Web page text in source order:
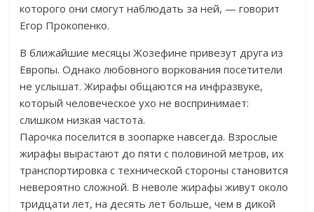
которого они смогут наблюдать за ней, — говорит
Егор Прокопенко.
В ближайшие месяцы Жозефине привезут друга из
Европы. Однако любовного воркования посетители
не услышат. Жирафы общаются на инфразвуке,
который человеческое ухо не воспринимает:
слишком низкая частота.
Парочка поселится в зоопарке навсегда. Взрослые
жирафы вырастают до пяти с половиной метров, их
транспортировка с технической стороны становится
невероятно сложной. В неволе жирафы живут около
тридцати лет, на десять лет больше, чем в дикой